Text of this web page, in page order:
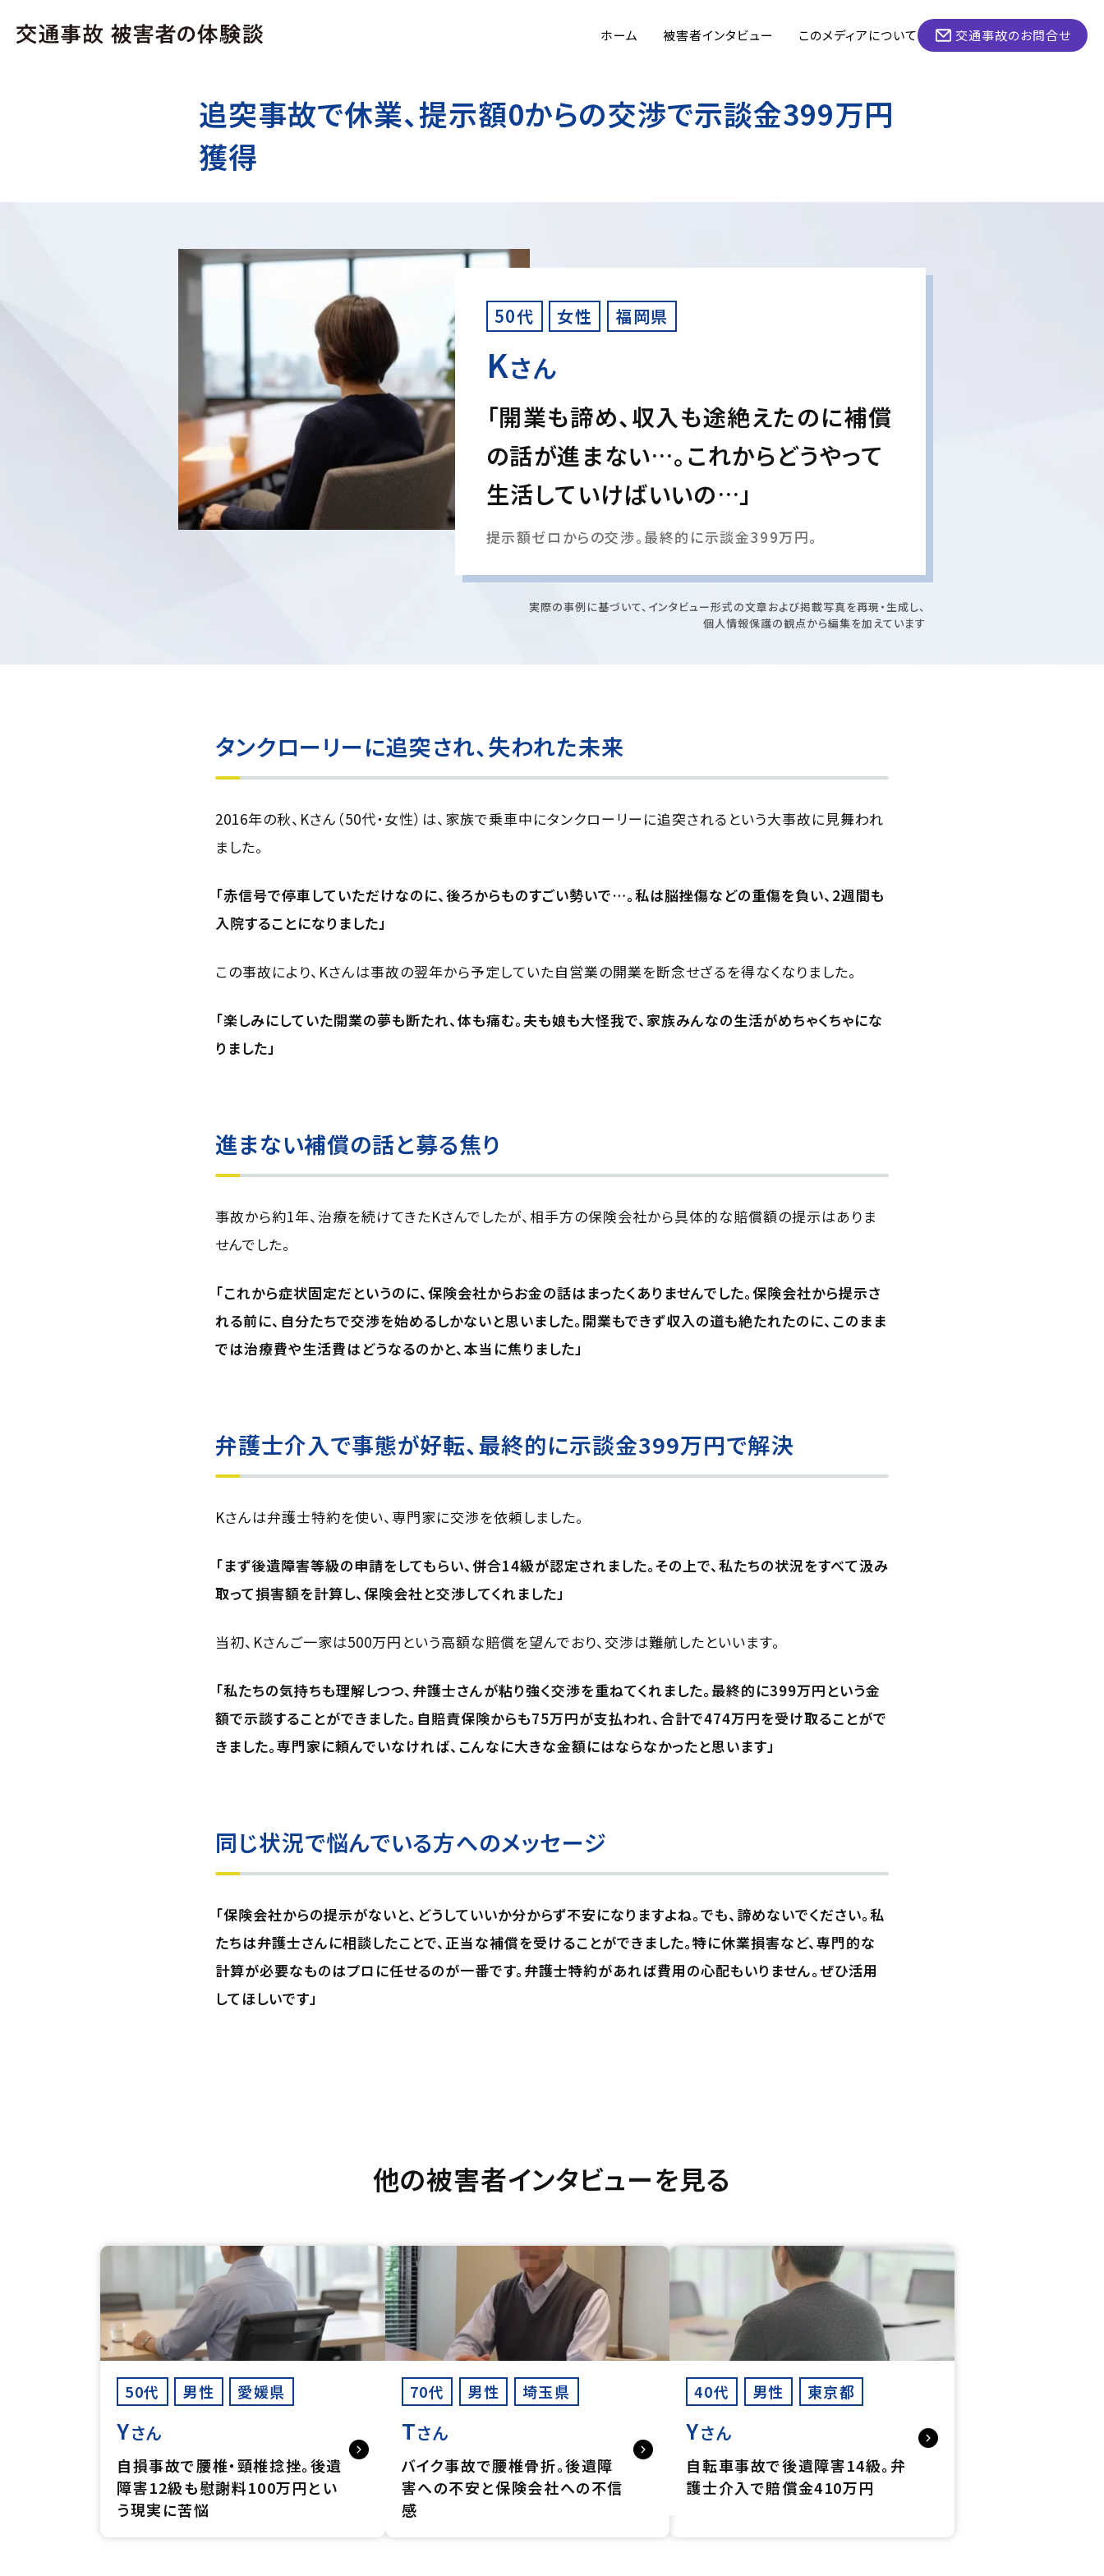
ホーム 被害者インタビュー このメディアについて 交通事故のお問合せ
追突事故で休業、提示額0からの交渉で示談金399万円
獲得
50代 女性 福岡県
Kさん
「開業も諦め、収入も途絶えたのに補償
の話が進まない…。これからどうやって
生活していけばいいの…」
提示額ゼロからの交渉。最終的に示談金399万円。
実際の事例に基づいて、インタビュー形式の文章および掲載写真を再現・生成し、
個人情報保護の観点から編集を加えています
タンクローリーに追突され、失われた未来
2016年の秋、Kさん（50代・女性）は、家族で乗車中にタンクローリーに追突されるという大事故に見舞われ
ました。
「赤信号で停車していただけなのに、後ろからものすごい勢いで…。私は脳挫傷などの重傷を負い、2週間も
入院することになりました」
この事故により、Kさんは事故の翌年から予定していた自営業の開業を断念せざるを得なくなりました。
「楽しみにしていた開業の夢も断たれ、体も痛む。夫も娘も大怪我で、家族みんなの生活がめちゃくちゃにな
りました」
進まない補償の話と募る焦り
事故から約1年、治療を続けてきたKさんでしたが、相手方の保険会社から具体的な賠償額の提示はありま
せんでした。
「これから症状固定だというのに、保険会社からお金の話はまったくありませんでした。保険会社から提示さ
れる前に、自分たちで交渉を始めるしかないと思いました。開業もできず収入の道も絶たれたのに、このまま
では治療費や生活費はどうなるのかと、本当に焦りました」
弁護士介入で事態が好転、最終的に示談金399万円で解決
Kさんは弁護士特約を使い、専門家に交渉を依頼しました。
「まず後遺障害等級の申請をしてもらい、併合14級が認定されました。その上で、私たちの状況をすべて汲み
取って損害額を計算し、保険会社と交渉してくれました」
当初、Kさんご一家は500万円という高額な賠償を望んでおり、交渉は難航したといいます。
「私たちの気持ちも理解しつつ、弁護士さんが粘り強く交渉を重ねてくれました。最終的に399万円という金
額で示談することができました。自賠責保険からも75万円が支払われ、合計で474万円を受け取ることがで
きました。専門家に頼んでいなければ、こんなに大きな金額にはならなかったと思います」
同じ状況で悩んでいる方へのメッセージ
「保険会社からの提示がないと、どうしていいか分からず不安になりますよね。でも、諦めないでください。私
たちは弁護士さんに相談したことで、正当な補償を受けることができました。特に休業損害など、専門的な
計算が必要なものはプロに任せるのが一番です。弁護士特約があれば費用の心配もいりません。ぜひ活用
してほしいです」
他の被害者インタビューを見る
50代 男性 愛媛県
Yさん
自損事故で腰椎・頸椎捻挫。後遺
障害12級も慰謝料100万円とい
う現実に苦悩
70代 男性 埼玉県
Tさん
バイク事故で腰椎骨折。後遺障
害への不安と保険会社への不信
感
40代 男性 東京都
Yさん
自転車事故で後遺障害14級。弁
護士介入で賠償金410万円